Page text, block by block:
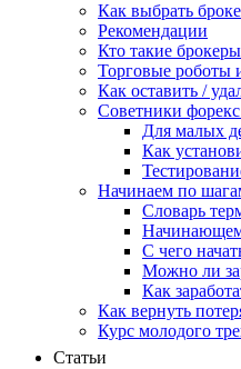
Как выбрать
Рекомендации
Кто такие
Торговые роботы
Как оставить /
Советники
Для малых
Как
Начинаем по
Словарь
С чего
Можно ли
Как
Как вернуть
Курс молодого
Статьи